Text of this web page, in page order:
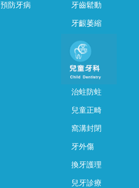
預防牙病 牙齒鬆動
牙齦萎縮
治蛀防蛀
兒童正畸
窩溝封閉
牙外傷
換牙護理
兒牙診療